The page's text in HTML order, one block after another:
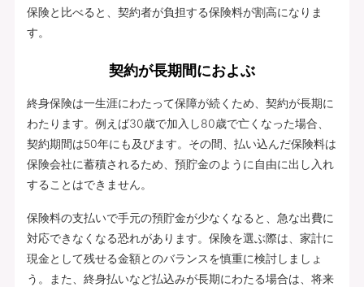
保険と比べると、契約者が負担する保険料が割高になりま
す。
契約が長期間におよぶ
終身保険は一生涯にわたって保障が続くため、契約が長期に
わたります。例えば30歳で加入し80歳で亡くなった場合、
契約期間は50年にも及びます。その間、払い込んだ保険料は
保険会社に蓄積されるため、預貯金のように自由に出し入れ
することはできません。
保険料の支払いで手元の預貯金が少なくなると、急な出費に
対応できなくなる恐れがあります。保険を選ぶ際は、家計に
現金として残せる金額とのバランスを慎重に検討しましょ
う。また、終身払いなど払込みが長期にわたる場合は、将来